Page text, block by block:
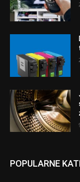
POPULARNE